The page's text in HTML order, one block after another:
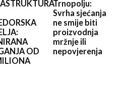
OD
Trnopolju:
Svrha sjećanja
ne smije biti
proizvodnja
mržnje ili
nepovjerenja